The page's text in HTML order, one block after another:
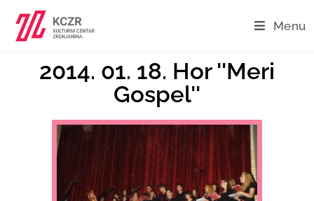
Menu
2014. 01. 18. Hor ''Meri
Gospel''